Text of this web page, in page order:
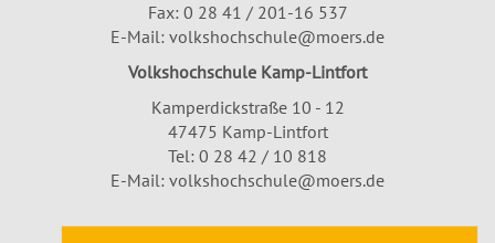
Fax: 0 28 41 / 201-16 537
E-Mail: volkshochschule@moers.de
Volkshochschule Kamp-Lintfort
Kamperdickstraße 10 - 12
47475 Kamp-Lintfort
Tel: 0 28 42 / 10 818
E-Mail: volkshochschule@moers.de